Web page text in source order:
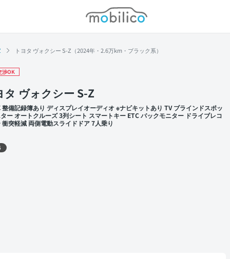
モビリコ
トヨタ ヴォクシー S-Z（2024年・2.6万km・ブラック系）
渉OK
タ ヴォクシー S-Z
整備記録簿あり ディスプレイオーディオ ※ナビキットあり TV ブラインドスポッ
ター オートクルーズ 3列シート スマートキー ETC バックモニター ドライブレコ
衝突軽減 両側電動スライドドア 7人乗り
左前